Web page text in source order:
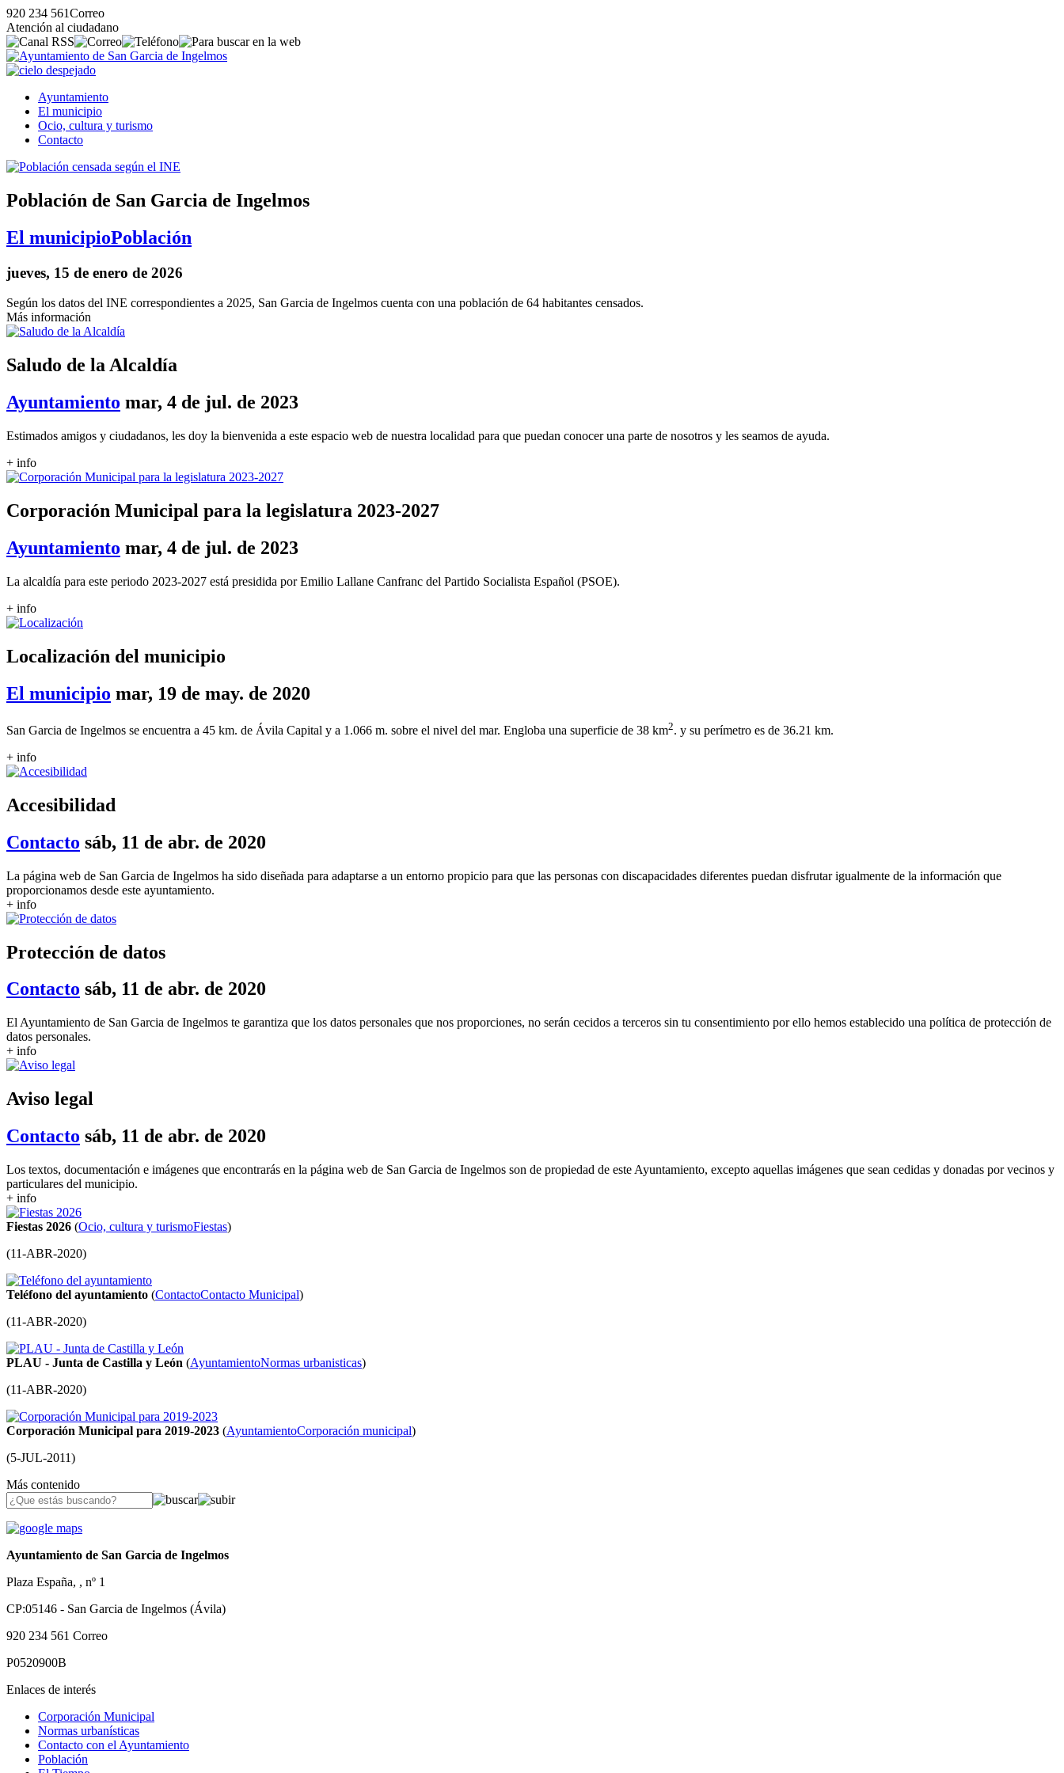
920 234 561Correo
Atención al ciudadano
Ayuntamiento
El municipio
Ocio, cultura y turismo
Contacto
Población de San Garcia de Ingelmos
El municipioPoblación
jueves, 15 de enero de 2026
Según los datos del INE correspondientes a 2025, San Garcia de Ingelmos cuenta con una población de 64 habitantes censados.
Más información
Saludo de la Alcaldía
Ayuntamiento mar, 4 de jul. de 2023
Estimados amigos y ciudadanos, les doy la bienvenida a este espacio web de nuestra localidad para que puedan conocer una parte de nosotros y les seamos de ayuda.
+ info
Corporación Municipal para la legislatura 2023-2027
Ayuntamiento mar, 4 de jul. de 2023
La alcaldía para este periodo 2023-2027 está presidida por Emilio Lallane Canfranc del Partido Socialista Español (PSOE).
+ info
Localización del municipio
El municipio mar, 19 de may. de 2020
San Garcia de Ingelmos se encuentra a 45 km. de Ávila Capital y a 1.066 m. sobre el nivel del mar. Engloba una superficie de 38 km2. y su perímetro es de 36.21 km.
+ info
Accesibilidad
Contacto sáb, 11 de abr. de 2020
La página web de San Garcia de Ingelmos ha sido diseñada para adaptarse a un entorno propicio para que las personas con discapacidades diferentes puedan disfrutar igualmente de la información que
proporcionamos desde este ayuntamiento.
+ info
Protección de datos
Contacto sáb, 11 de abr. de 2020
El Ayuntamiento de San Garcia de Ingelmos te garantiza que los datos personales que nos proporciones, no serán cecidos a terceros sin tu consentimiento por ello hemos establecido una política de protección de
datos personales.
+ info
Aviso legal
Contacto sáb, 11 de abr. de 2020
Los textos, documentación e imágenes que encontrarás en la página web de San Garcia de Ingelmos son de propiedad de este Ayuntamiento, excepto aquellas imágenes que sean cedidas y donadas por vecinos y
particulares del municipio.
+ info
Fiestas 2026 (Ocio, cultura y turismoFiestas)
(11-ABR-2020)
Teléfono del ayuntamiento (ContactoContacto Municipal)
(11-ABR-2020)
PLAU - Junta de Castilla y León (AyuntamientoNormas urbanisticas)
(11-ABR-2020)
Corporación Municipal para 2019-2023 (AyuntamientoCorporación municipal)
(5-JUL-2011)
Más contenido
Ayuntamiento de San Garcia de Ingelmos
Plaza España, , nº 1
CP:05146 - San Garcia de Ingelmos (Ávila)
920 234 561 Correo
P0520900B
Enlaces de interés
Corporación Municipal
Normas urbanísticas
Contacto con el Ayuntamiento
Población